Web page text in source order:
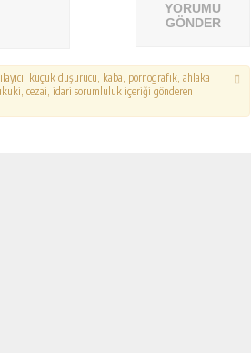
YORUMU
GÖNDER
küçük düşürücü, kaba, pornografik, ahlaka
cezai, idari sorumluluk içeriği gönderen